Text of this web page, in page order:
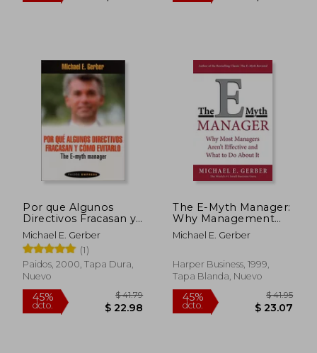
45% 45%
dcto.
Por que Algunos
Directivos Fracasan y
Como Evitarlo
(Paidos Empresa
Michael E. Gerber
(1)
Paidos, 2000, Tapa Dura,
Nuevo
The E-Myth Manager:
Why Management
Doesn't Work - and
What to do About it
Michael E. Gerber
Harper Business, 1999,
Tapa Blanda, Nuevo